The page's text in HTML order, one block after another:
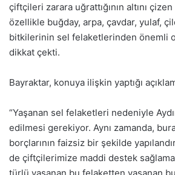
çiftçileri zarara uğrattığının altını
özellikle buğday, arpa, çavdar, yulaf,
bitkilerinin sel felaketlerinden önemli
dikkat çekti.
Bayraktar, konuya ilişkin yaptığı
“Yaşanan sel felaketleri nedeniyle
edilmesi gerekiyor. Aynı zamanda,
borçlarının faizsiz bir şekilde
de çiftçilerimize maddi destek